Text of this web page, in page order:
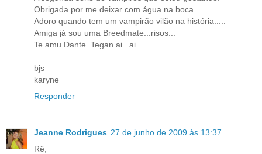
Obrigada por me deixar com água na boca.
Adoro quando tem um vampirão vilão na história.....
Amiga já sou uma Breedmate...risos...
Te amu Dante..Tegan ai.. ai...
bjs
karyne
Responder
Jeanne Rodrigues 27 de junho de 2009 às 13:37
Rê,